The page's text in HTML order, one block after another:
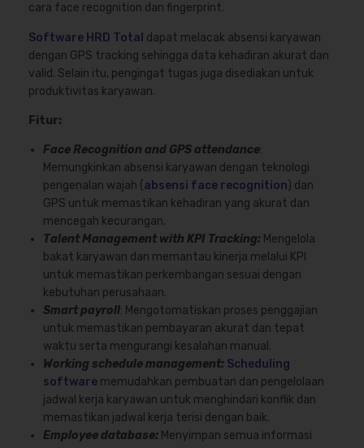
cara face recognition dan fingerprint.
Software HRD Total dapat melacak absensi karyawan
dengan GPS tracking sehingga data kehadiran akurat dan
valid. Selain itu, pengingat tugas juga disediakan untuk
produktivitas karyawan.
Fitur:
Face Recognition and GPS attendance:
Memungkinkan absensi karyawan dengan teknologi
pengenalan wajah (absensi face recognition) dan
GPS untuk memastikan kehadiran yang akurat dan
mencegah kecurangan.
Talent Management with KPI Tracking: Mengelola
bakat karyawan dan memantau kinerja melalui KPI
untuk memastikan perkembangan sesuai dengan
kebutuhan perusahaan.
Smart payroll: Mengotomatiskan proses penggajian
untuk memastikan pembayaran akurat dan tepat
waktu serta mengurangi kesalahan manual.
Working schedule management: Scheduling
software memudahkan pembuatan dan pengelolaan
jadwal kerja karyawan untuk menghindari konflik dan
memastikan jadwal kerja terisi dengan baik.
Employee database: Menyimpan semua informasi